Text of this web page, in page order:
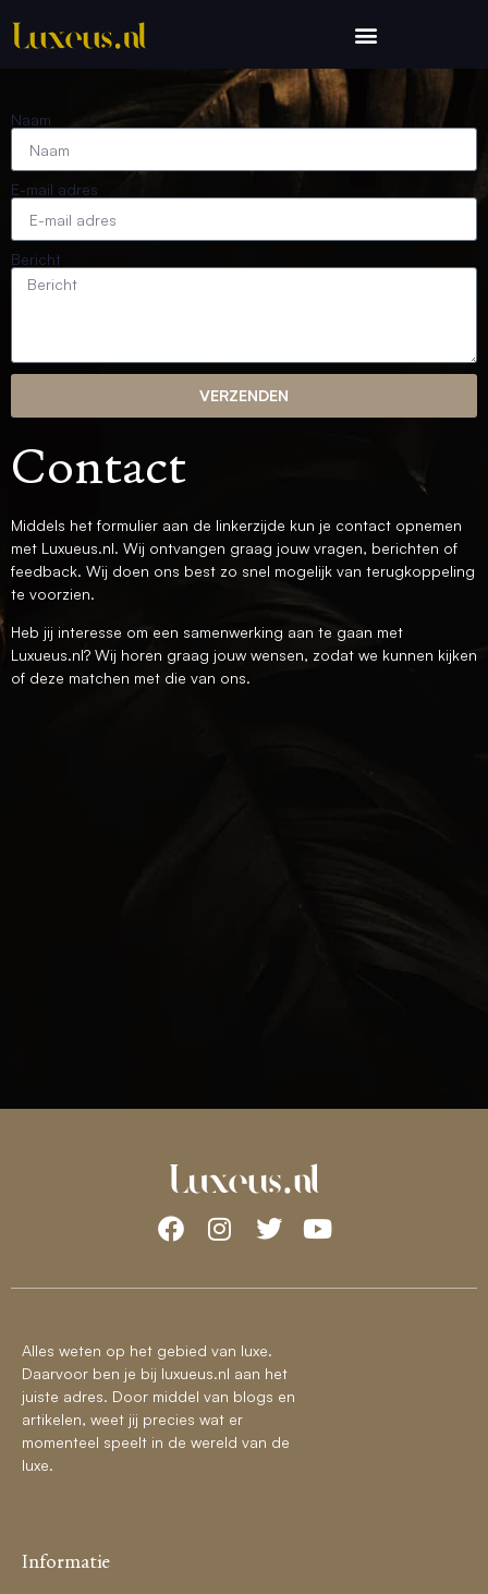
Naam
E-mail adres
Bericht
VERZENDEN
Contact
Middels het formulier aan de linkerzijde kun je contact opnemen
met Luxueus.nl. Wij ontvangen graag jouw vragen, berichten of
feedback. Wij doen ons best zo snel mogelijk van terugkoppeling
te voorzien.
Heb jij interesse om een samenwerking aan te gaan met
Luxueus.nl? Wij horen graag jouw wensen, zodat we kunnen kijken
of deze matchen met die van ons.
Alles weten op het gebied van luxe.
Daarvoor ben je bij luxueus.nl aan het
juiste adres. Door middel van blogs en
artikelen, weet jij precies wat er
momenteel speelt in de wereld van de
luxe.
Informatie